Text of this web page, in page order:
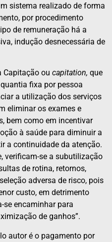
sistema realizado de forma
por procedimento
de remuneração há a
indução desnecessária de
Capitação ou capitation, que
fixa por pessoa
a utilização dos serviços
eliminar os exames e
bem como em incentivar
à saúde para diminuir a
a continuidade da atenção.
verificam-se a subutilização
de rotina, retornos,
adversa de risco, pois
custo, em detrimento
se encaminhar para
de ganhos”.
autor é o pagamento por